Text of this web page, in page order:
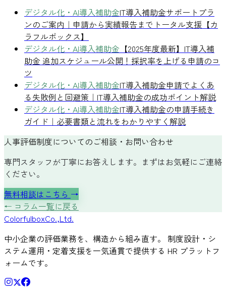
デジタル化・AI導入補助金IT導入補助金サポートプラ
ンのご案内｜申請から実績報告までトータル支援【カ
ラフルボックス】
デジタル化・AI導入補助金 【2025年度最新】IT導入補
助金 追加スケジュール公開！採択率を上げる申請のコ
ツ
デジタル化・AI導入補助金IT導入補助金申請でよくあ
る失敗例と回避策｜IT導入補助金の成功ポイント解説
デジタル化・AI導入補助金IT導入補助金の申請手続き
ガイド｜必要書類と流れをわかりやすく解説
人事評価制度についてのご相談・お問い合わせ
専門スタッフが丁寧にお答えします。まずはお気軽にご連絡
ください。
無料相談はこちら →
← コラム一覧に戻る
ColorfulboxCo.,Ltd.
中小企業の評価業務を、構造から組み直す。 制度設計・シ
ステム運用・定着支援を一気通貫で提供する HR プラットフ
ォームです。